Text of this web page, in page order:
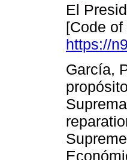
El
[Code
https://
García,